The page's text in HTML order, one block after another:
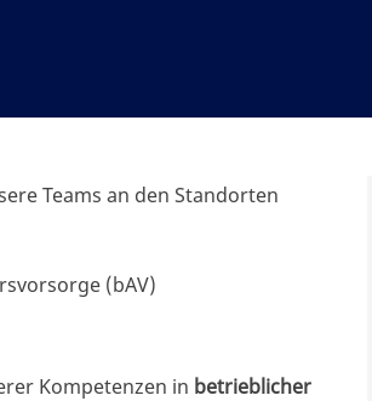
Teams an den Standorten
(bAV)
Kompetenzen in betrieblicher